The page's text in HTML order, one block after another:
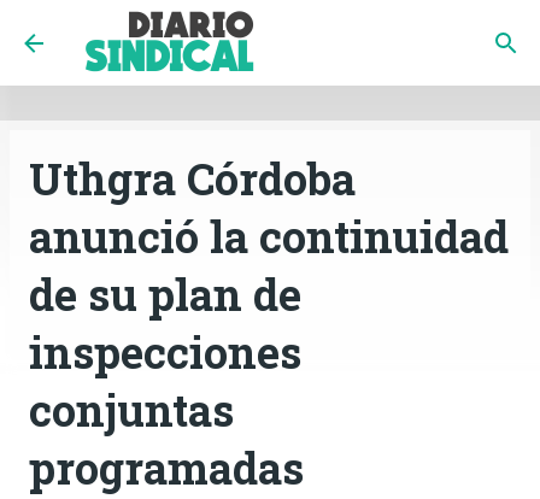
INICIO CÓRDOBA
Ir al contenido principal
Uthgra Córdoba
anunció la continuidad
de su plan de
inspecciones
conjuntas
programadas